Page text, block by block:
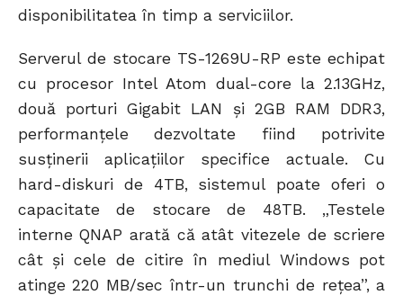
disponibilitatea în timp a serviciilor.
Serverul de stocare TS-1269U-RP este echipat
cu procesor Intel Atom dual-core la 2.13GHz,
două porturi Gigabit LAN și 2GB RAM DDR3,
performanțele dezvoltate fiind potrivite
susținerii aplicațiilor specifice actuale. Cu
hard-diskuri de 4TB, sistemul poate oferi o
capacitate de stocare de 48TB. „Testele
interne QNAP arată că atât vitezele de scriere
cât și cele de citire în mediul Windows pot
atinge 220 MB/sec într-un trunchi de rețea”, a